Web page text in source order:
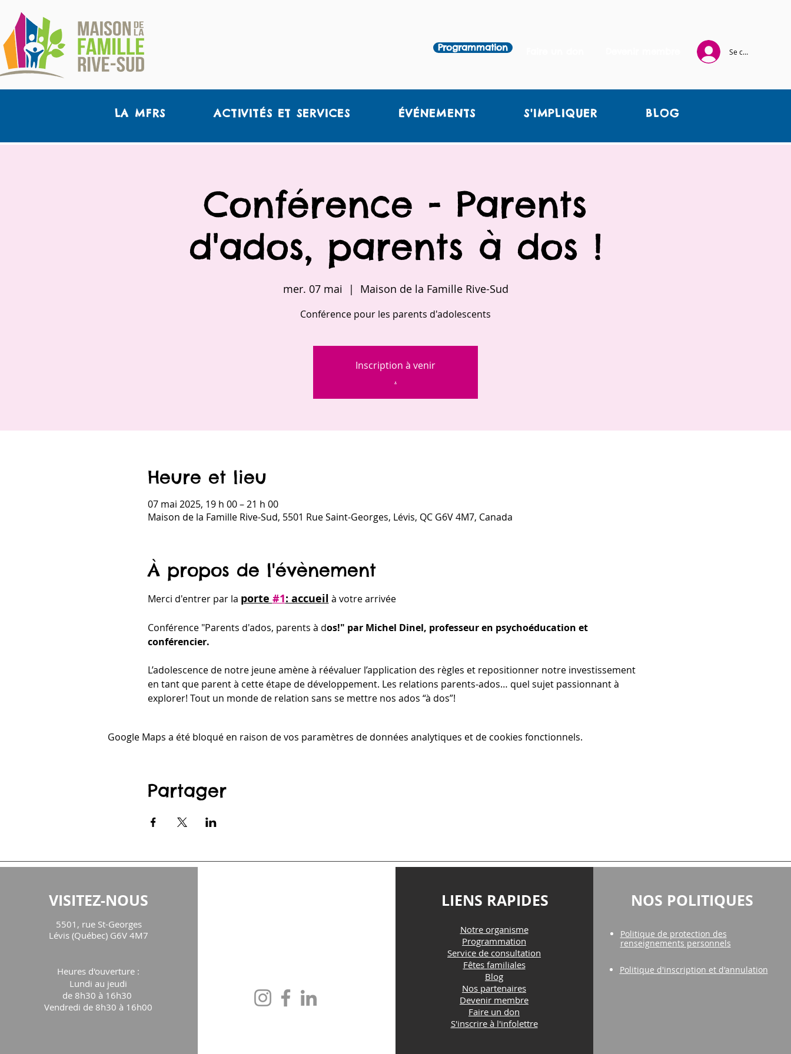
Programmation Se connecter
LA MFRS ACTIVITÉS ET SERVICES ÉVÉNEMENTS S'IMPLIQUER BLOG
Conférence - Parents
d'ados, parents à dos !
mer. 07 mai
  |
Maison de la Famille Rive-Sud
Conférence pour les parents d'adolescents
Inscription à venir
.
Heure et lieu
07 mai 2025, 19 h 00 – 21 h 00
Maison de la Famille Rive-Sud, 5501 Rue Saint-Georges, Lévis, QC G6V 4M7, Canada
À propos de l'évènement
Merci d'entrer par la porte #1: accueil à votre arrivée
Conférence "Parents d'ados, parents à dos!" par Michel Dinel, professeur en psychoéducation et
conférencier.
L’adolescence de notre jeune amène à réévaluer l’application des règles et repositionner notre investissement
en tant que parent à cette étape de développement. Les relations parents-ados… quel sujet passionnant à
explorer! Tout un monde de relation sans se mettre nos ados “à dos”!
Google Maps a été bloqué en raison de vos paramètres de données analytiques et de cookies fonctionnels.
Partager
VISITEZ-NOUS
5501, rue St-Georges
Lévis (Québec) G6V 4M7
Heures d'ouverture :
Lundi au jeudi
de 8h30 à 16h30
Vendredi de 8h30 à 16h00
LIENS RAPIDES
Notre organisme
Programmation
Service de consultation
Fêtes familiales
Blog
Nos partenaires
Devenir membre
Faire un don
S'inscrire à l'infolettre
NOS POLITIQUES
Politique de protection des
renseignements personnels
Politique d'inscription et d'annulation